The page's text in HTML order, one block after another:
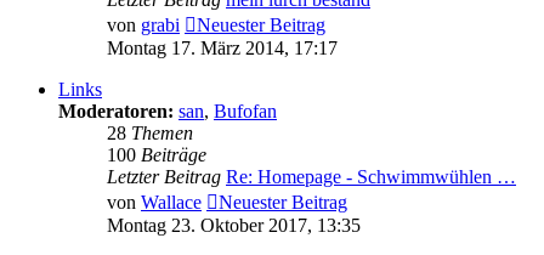
von grabi
Neuester Beitrag
Montag 17. März 2014, 17:17
Links
Moderatoren: san, Bufofan
28 Themen
100 Beiträge
Letzter Beitrag Re: Homepage - Schwimmwühlen …
von Wallace
Neuester Beitrag
Montag 23. Oktober 2017, 13:35